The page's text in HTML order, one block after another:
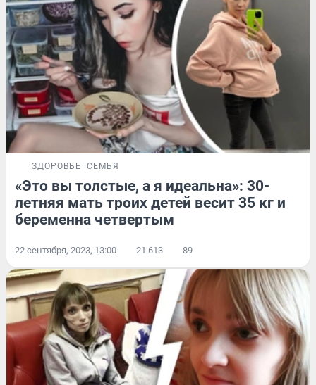
ЗДОРОВЬЕ СЕМЬЯ
«Это вы толстые, а я идеальна»: 30-
летняя мать троих детей весит 35 кг и
беременна четвертым
22 сентября, 2023, 13:00 21 613 89